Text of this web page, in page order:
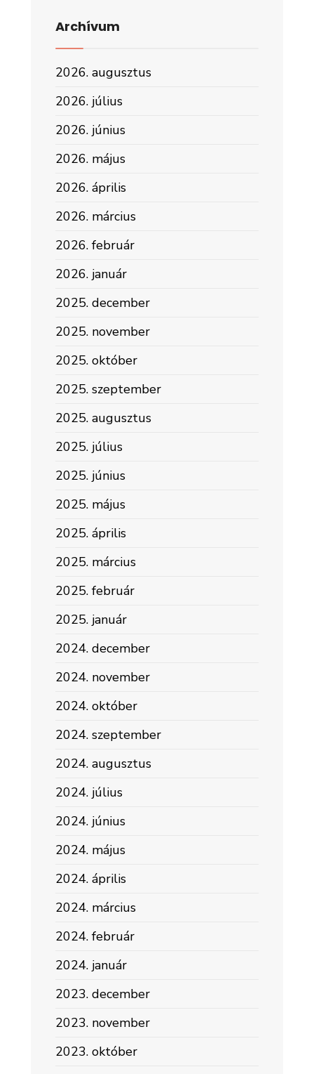
Archívum
2026. augusztus
2026. július
2026. június
2026. május
2026. április
2026. március
2026. február
2026. január
2025. december
2025. november
2025. október
2025. szeptember
2025. augusztus
2025. július
2025. június
2025. május
2025. április
2025. március
2025. február
2025. január
2024. december
2024. november
2024. október
2024. szeptember
2024. augusztus
2024. július
2024. június
2024. május
2024. április
2024. március
2024. február
2024. január
2023. december
2023. november
2023. október